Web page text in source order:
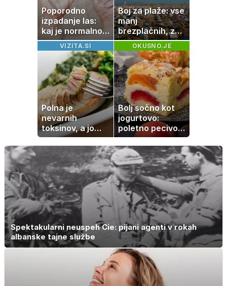
Poporodno
izpadanje las:
kaj je normalno
in kako si
pomagati
Boj za plaže: vse
manj
brezplačnih, za
ležalnik in
senčnik tudi več
kot 40 evrov
VIZITA.SI
Polna je
nevarnih
toksinov, a jo
imamo vsi radi:
to je najbolj
nezdrava riba, ki
jo mnogi redno
uživajo
OKUSNO.JE
Bolj sočno kot
jogurtovo:
poletno pecivo,
ki vedno uspe
Spektakularni neuspeh Cie: pijani agenti v rokah
albanske tajne službe